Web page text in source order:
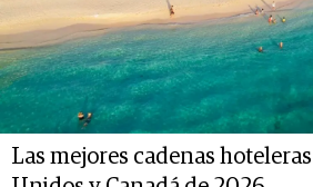
Las mejores cadenas